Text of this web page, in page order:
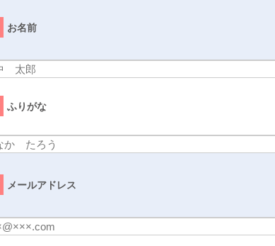
お名前
ふりがな
メールアドレス